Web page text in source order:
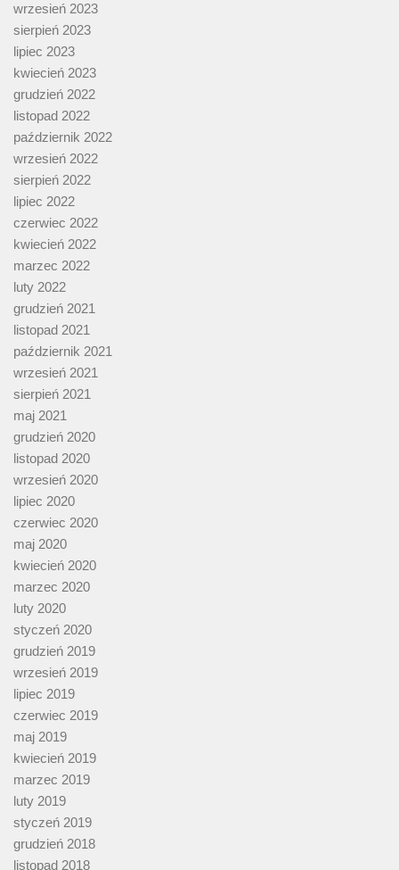
wrzesień 2023
sierpień 2023
lipiec 2023
kwiecień 2023
grudzień 2022
listopad 2022
październik 2022
wrzesień 2022
sierpień 2022
lipiec 2022
czerwiec 2022
kwiecień 2022
marzec 2022
luty 2022
grudzień 2021
listopad 2021
październik 2021
wrzesień 2021
sierpień 2021
maj 2021
grudzień 2020
listopad 2020
wrzesień 2020
lipiec 2020
czerwiec 2020
maj 2020
kwiecień 2020
marzec 2020
luty 2020
styczeń 2020
grudzień 2019
wrzesień 2019
lipiec 2019
czerwiec 2019
maj 2019
kwiecień 2019
marzec 2019
luty 2019
styczeń 2019
grudzień 2018
listopad 2018